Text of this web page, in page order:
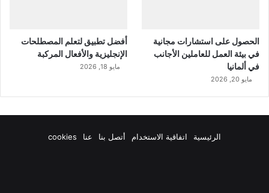
الحصول على استشارات مجانية
في بيئة العمل للعاملين الأجانب
في ألمانيا
مايو 20, 2026
أفضل تطبيق لتعلم المصطلحات
الإنجليزية والأفعال المركبة
مايو 18, 2026
الرئيسية اتفاقية الاستخدام أتصل بنا عنا cookies